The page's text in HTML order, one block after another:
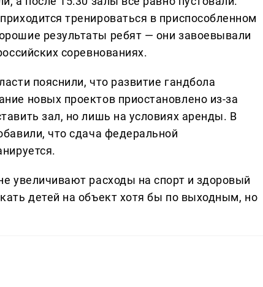
тренироваться в приспособленном
результаты ребят — они завоевывали
соревнованиях.
пояснили, что развитие гандбола
новых проектов приостановлено из-за
зал, но лишь на условиях аренды. В
что сдача федеральной
увеличивают расходы на спорт и здоровый
детей на объект хотя бы по выходным, но